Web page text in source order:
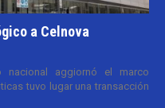
a Celnova
aggiornó el marco
tuvo lugar una transacción